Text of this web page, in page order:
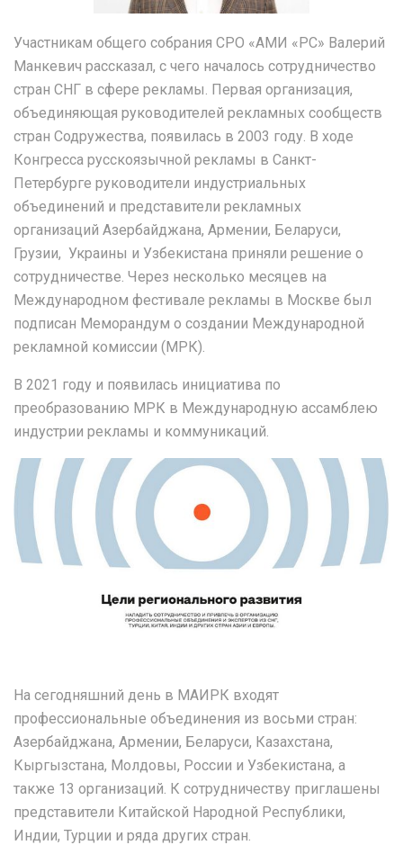
Участникам общего собрания СРО «АМИ «РС» Валерий
Манкевич рассказал, с чего началось сотрудничество
стран СНГ в сфере рекламы. Первая организация,
объединяющая руководителей рекламных сообществ
стран Содружества, появилась в 2003 году. В ходе
Конгресса русскоязычной рекламы в Санкт-
Петербурге руководители индустриальных
объединений и представители рекламных
организаций Азербайджана, Армении, Беларуси,
Грузии, Украины и Узбекистана приняли решение о
сотрудничестве. Через несколько месяцев на
Международном фестивале рекламы в Москве был
подписан Меморандум о создании Международной
рекламной комиссии (МРК).
В 2021 году и появилась инициатива по
преобразованию МРК в Международную ассамблею
индустрии рекламы и коммуникаций.
На сегодняшний день в МАИРК входят
профессиональные объединения из восьми стран:
Азербайджана, Армении, Беларуси, Казахстана,
Кыргызстана, Молдовы, России и Узбекистана, а
также 13 организаций. К сотрудничеству приглашены
представители Китайской Народной Республики,
Индии, Турции и ряда других стран.